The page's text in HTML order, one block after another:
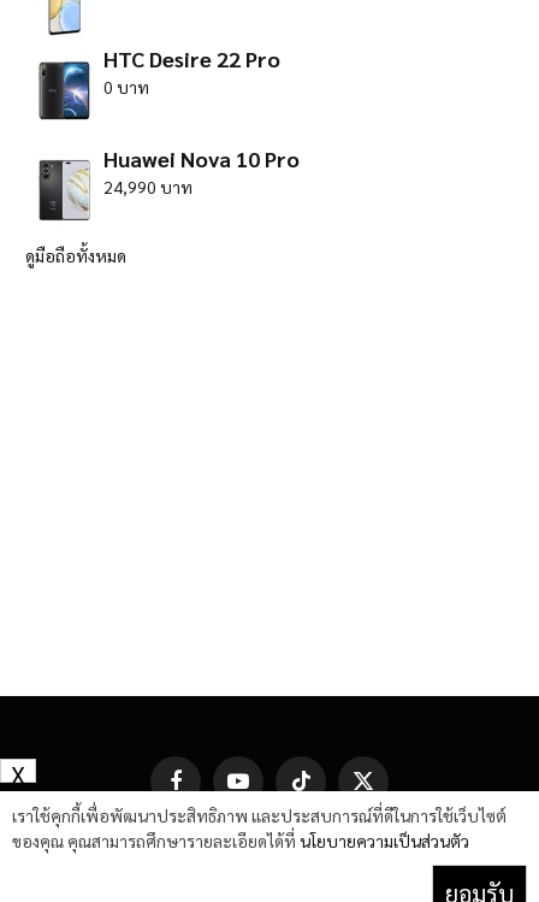
HTC Desire 22 Pro
0 บาท
Huawei Nova 10 Pro
24,990 บาท
ดูมือถือทั้งหมด
FacebookYouTube TikTok
X
(Twitter)
เราใช้คุกกี้เพื่อพัฒนาประสิทธิภาพ และประสบการณ์ที่ดีในการใช้เว็บไซต์
ของคุณ คุณสามารถศึกษารายละเอียดได้ที่ นโยบายความเป็นส่วนตัว
ยอมรับ
X